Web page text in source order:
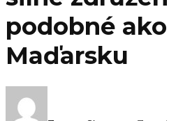
podobné
Maďarsku